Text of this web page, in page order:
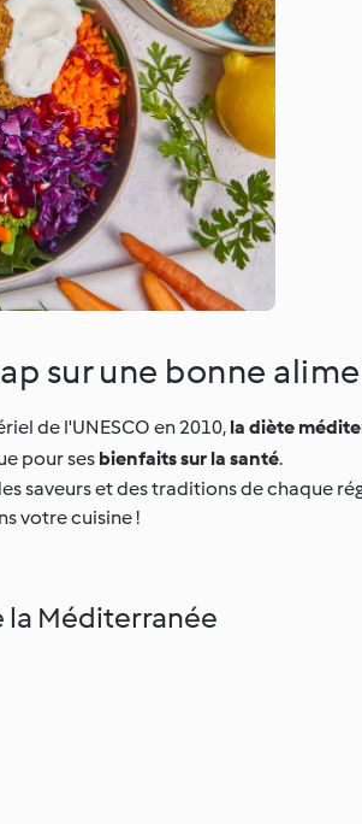
sur une bonne
de l'UNESCO en 2010, la diète
pour ses bienfaits sur la santé.
saveurs et des traditions de chaque
votre cuisine !
la Méditerranée